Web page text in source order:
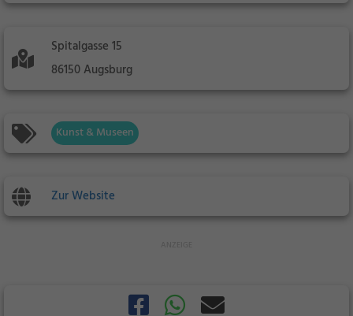
Spitalgasse 15
86150 Augsburg
Kunst & Museen
Zur Website